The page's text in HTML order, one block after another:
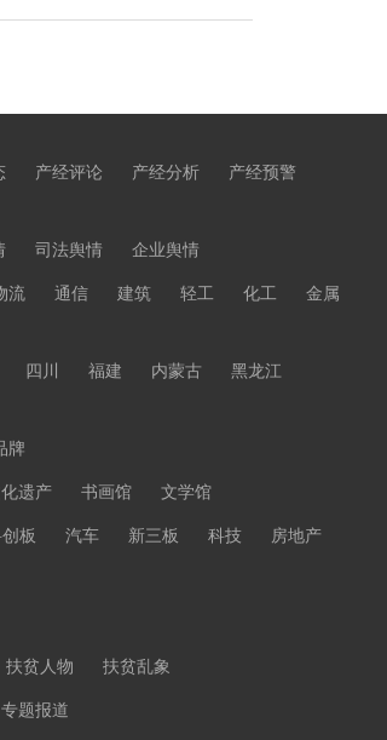
产经评论 产经分析
产经预警
司法舆情 企业舆情
流 通信 建筑 轻工 化工
金属
四川 福建 内蒙古
黑龙江
牌
遗产 书画馆 文学馆
板 汽车 新三板 科技 房地产
扶贫人物 扶贫乱象
专题报道